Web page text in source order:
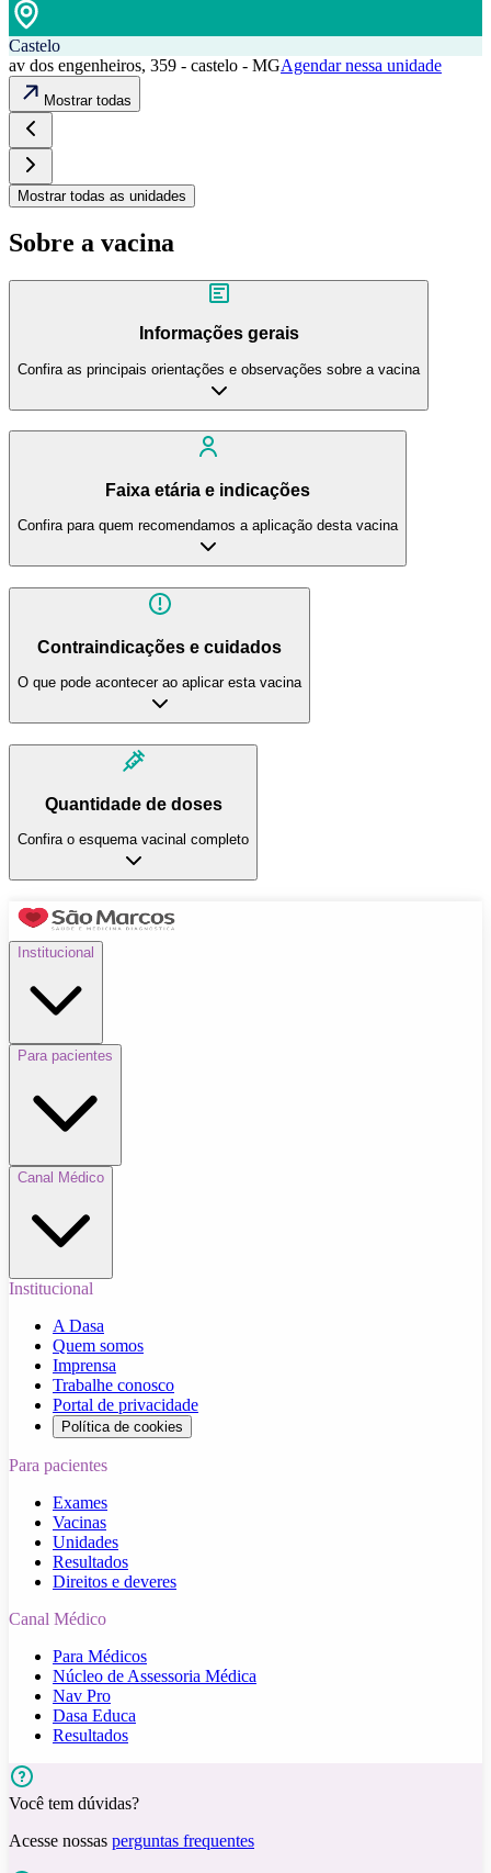
Castelo
av dos engenheiros, 359 - castelo - MGAgendar nessa unidade
Mostrar todas
Mostrar todas as unidades
Sobre a vacina
Informações gerais
Confira as principais orientações e observações sobre a vacina
Faixa etária e indicações
Confira para quem recomendamos a aplicação desta vacina
Contraindicações e cuidados
O que pode acontecer ao aplicar esta vacina
Quantidade de doses
Confira o esquema vacinal completo
Institucional
Para pacientes
Canal Médico
Institucional
A Dasa
Quem somos
Imprensa
Trabalhe conosco
Portal de privacidade
Política de cookies
Para pacientes
Exames
Vacinas
Unidades
Resultados
Direitos e deveres
Canal Médico
Para Médicos
Núcleo de Assessoria Médica
Nav Pro
Dasa Educa
Resultados
Você tem dúvidas?
Acesse nossas perguntas frequentes